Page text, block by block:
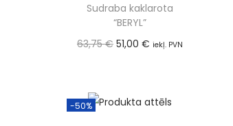
Sudraba kaklarota
“BERYL”
63,75€ 51,00 € iekļ. PVN
-50%